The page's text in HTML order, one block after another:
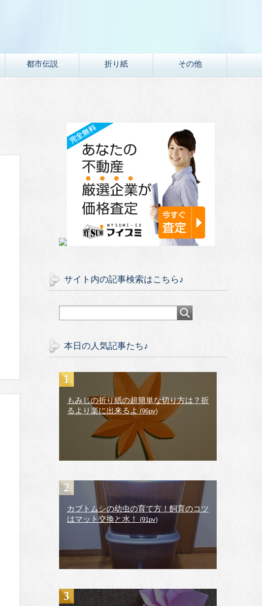
都市伝説 折り紙 その他
サイト内の記事検索はこちら♪
本日の人気記事たち♪
もみじの折り紙の超簡単な切り方は？折
るより楽に出来るよ (96pv)
カブトムシの幼虫の育て方！飼育のコツ
はマット交換と水！
(91pv)